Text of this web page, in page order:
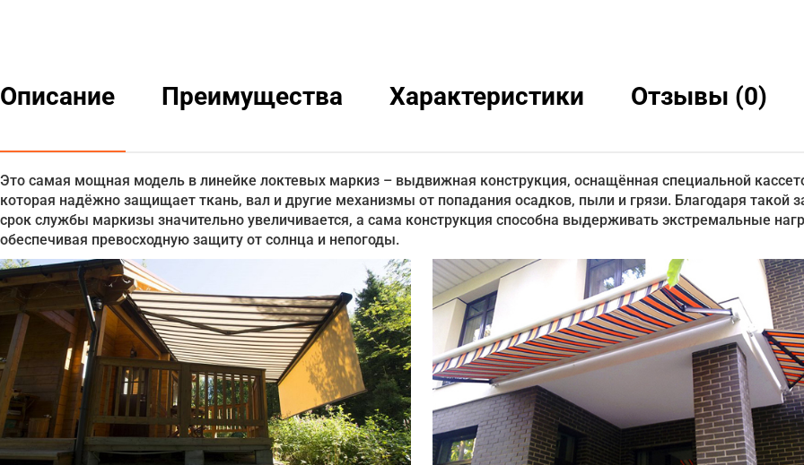
Описание Преимущества Характеристики Отзывы (0)
Это самая мощная модель в линейке локтевых маркиз – выдвижная конструкция, оснащённая специальной
которая надёжно защищает ткань, вал и другие механизмы от попадания осадков, пыли и грязи. Благодаря такой
срок службы маркизы значительно увеличивается, а сама конструкция способна выдерживать экстремальные
обеспечивая превосходную защиту от солнца и непогоды.